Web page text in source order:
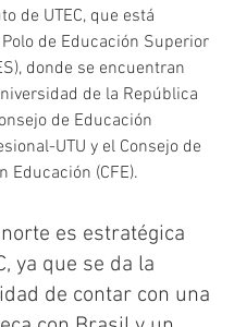
de UTEC, que está
de Educación Superior
donde se encuentran
de la República
de Educación
UTU y el Consejo de
Educación (CFE).
es estratégica
ya que se da la
de contar con una